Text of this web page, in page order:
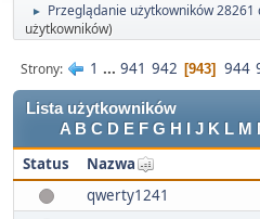
► Przeglądanie użytkowników 28261
użytkowników)
Strony 1 ... 941 942 943 944
Lista użytkowników
A B C D E F G H J K L M
Status Nazwa
qwerty1241